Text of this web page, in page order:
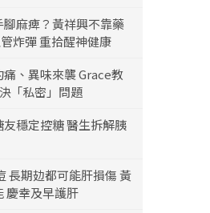
麻痺？黃祥興不靠藥
炸彈 重拾醒神健康
、異味來襲 Grace教
「私密」問題
穩定控糖 醫生拆解胰
長期攰都可能肝損傷 黃
慶幸及早護肝